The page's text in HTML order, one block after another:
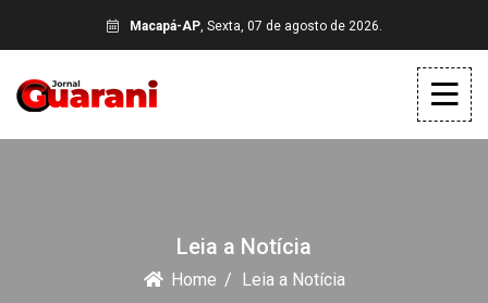
Macapá-AP, Sexta, 07 de agosto de 2026.
Leia a Notícia
Home Leia a Notícia